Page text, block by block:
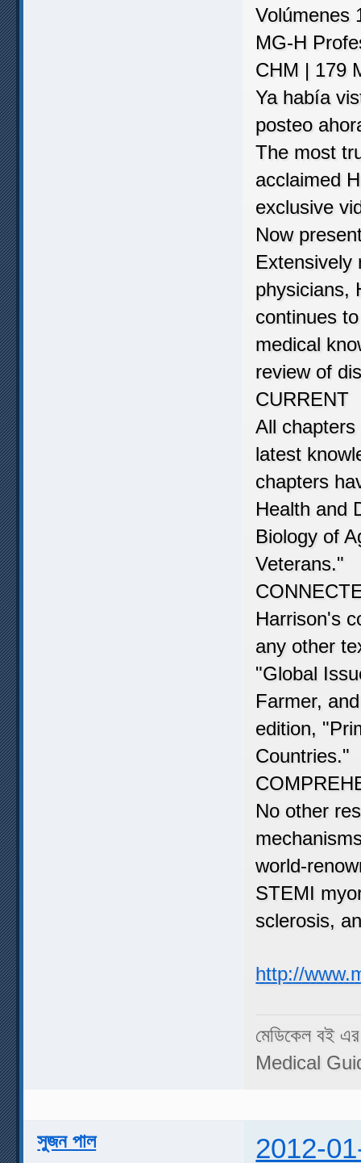
Volúmenes
MG-H
CHM | 179
Ya había
posteo
The most
acclaimed
exclusive
Now
Extensively
physicians,
continues
medical
review of
CURRENT
All
latest
chapters
Health and
Biology of
Veterans."
Harrison's
any other
"Global
Farmer,
edition,
Countries."
No other
world-
STEMI
sclerosis,
http://
মেডিকেল বই
Medical
সুজন পাল 2012-